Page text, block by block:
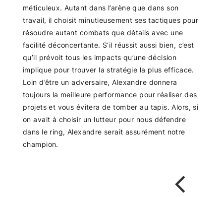
méticuleux. Autant dans l’arène que dans son
travail, il choisit minutieusement ses tactiques pour
résoudre autant combats que détails avec une
facilité déconcertante. S’il réussit aussi bien, c’est
qu’il prévoit tous les impacts qu’une décision
implique pour trouver la stratégie la plus efficace.
Loin d’être un adversaire, Alexandre donnera
toujours la meilleure performance pour réaliser des
projets et vous évitera de tomber au tapis. Alors, si
on avait à choisir un lutteur pour nous défendre
dans le ring, Alexandre serait assurément notre
champion.